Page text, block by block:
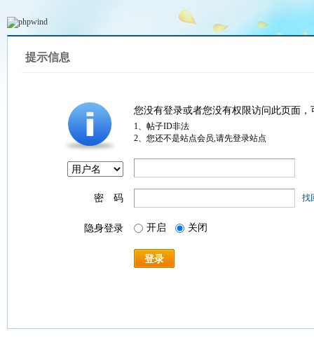
提示信息
您没有登录或者您没有权限访问此页面
1、帖子ID非法
2、您还不是站点会员,请先登录站点
密 码 找
隐身登录 开启 关闭
登录